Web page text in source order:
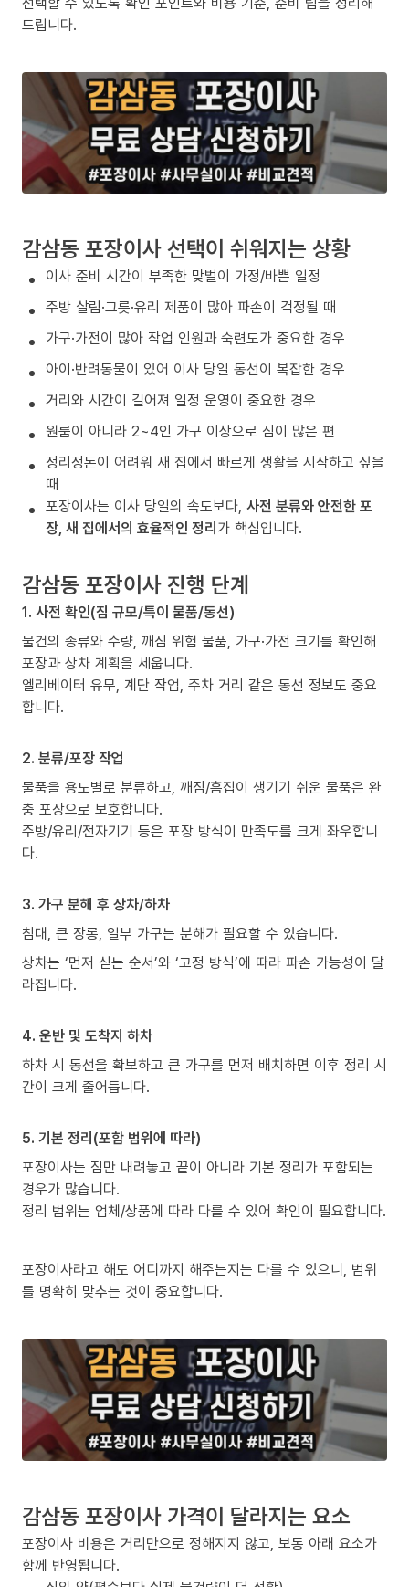
드립니다.
감삼동 포장이사 선택이 쉬워지는 상황
이사 준비 시간이 부족한 맞벌이 가정/바쁜 일정
주방 살림·그릇·유리 제품이 많아 파손이 걱정될 때
가구·가전이 많아 작업 인원과 숙련도가 중요한 경우
아이·반려동물이 있어 이사 당일 동선이 복잡한 경우
거리와 시간이 길어져 일정 운영이 중요한 경우
원룸이 아니라 2~4인 가구 이상으로 짐이 많은 편
정리정돈이 어려워 새 집에서 빠르게 생활을 시작하고 싶을
때
포장이사는 이사 당일의 속도보다, 사전 분류와 안전한 포
장, 새 집에서의 효율적인 정리가 핵심입니다.
감삼동 포장이사 진행 단계
1. 사전 확인(짐 규모/특이 물품/동선)
물건의 종류와 수량, 깨짐 위험 물품, 가구·가전 크기를 확인해
포장과 상차 계획을 세웁니다.
엘리베이터 유무, 계단 작업, 주차 거리 같은 동선 정보도 중요
합니다.
2. 분류/포장 작업
물품을 용도별로 분류하고, 깨짐/흠집이 생기기 쉬운 물품은 완
충 포장으로 보호합니다.
주방/유리/전자기기 등은 포장 방식이 만족도를 크게 좌우합니
다.
3. 가구 분해 후 상차/하차
침대, 큰 장롱, 일부 가구는 분해가 필요할 수 있습니다.
상차는 ‘먼저 싣는 순서’와 ‘고정 방식’에 따라 파손 가능성이 달
라집니다.
4. 운반 및 도착지 하차
하차 시 동선을 확보하고 큰 가구를 먼저 배치하면 이후 정리 시
간이 크게 줄어듭니다.
5. 기본 정리(포함 범위에 따라)
포장이사는 짐만 내려놓고 끝이 아니라 기본 정리가 포함되는
경우가 많습니다.
정리 범위는 업체/상품에 따라 다를 수 있어 확인이 필요합니다.
포장이사라고 해도 어디까지 해주는지는 다를 수 있으니, 범위
를 명확히 맞추는 것이 중요합니다.
감삼동 포장이사 가격이 달라지는 요소
포장이사 비용은 거리만으로 정해지지 않고, 보통 아래 요소가
함께 반영됩니다.